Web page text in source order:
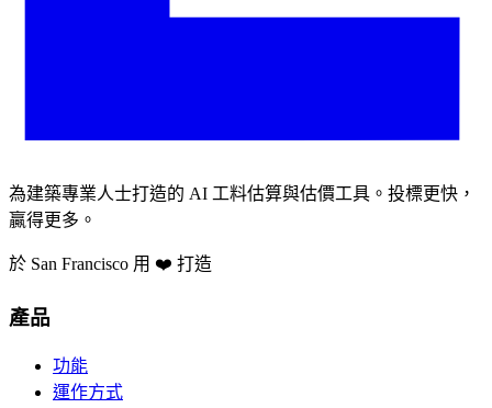
為建築專業人士打造的 AI 工料估算與估價工具。投標更快，
贏得更多。
於 San Francisco 用 ❤️ 打造
產品
功能
運作方式